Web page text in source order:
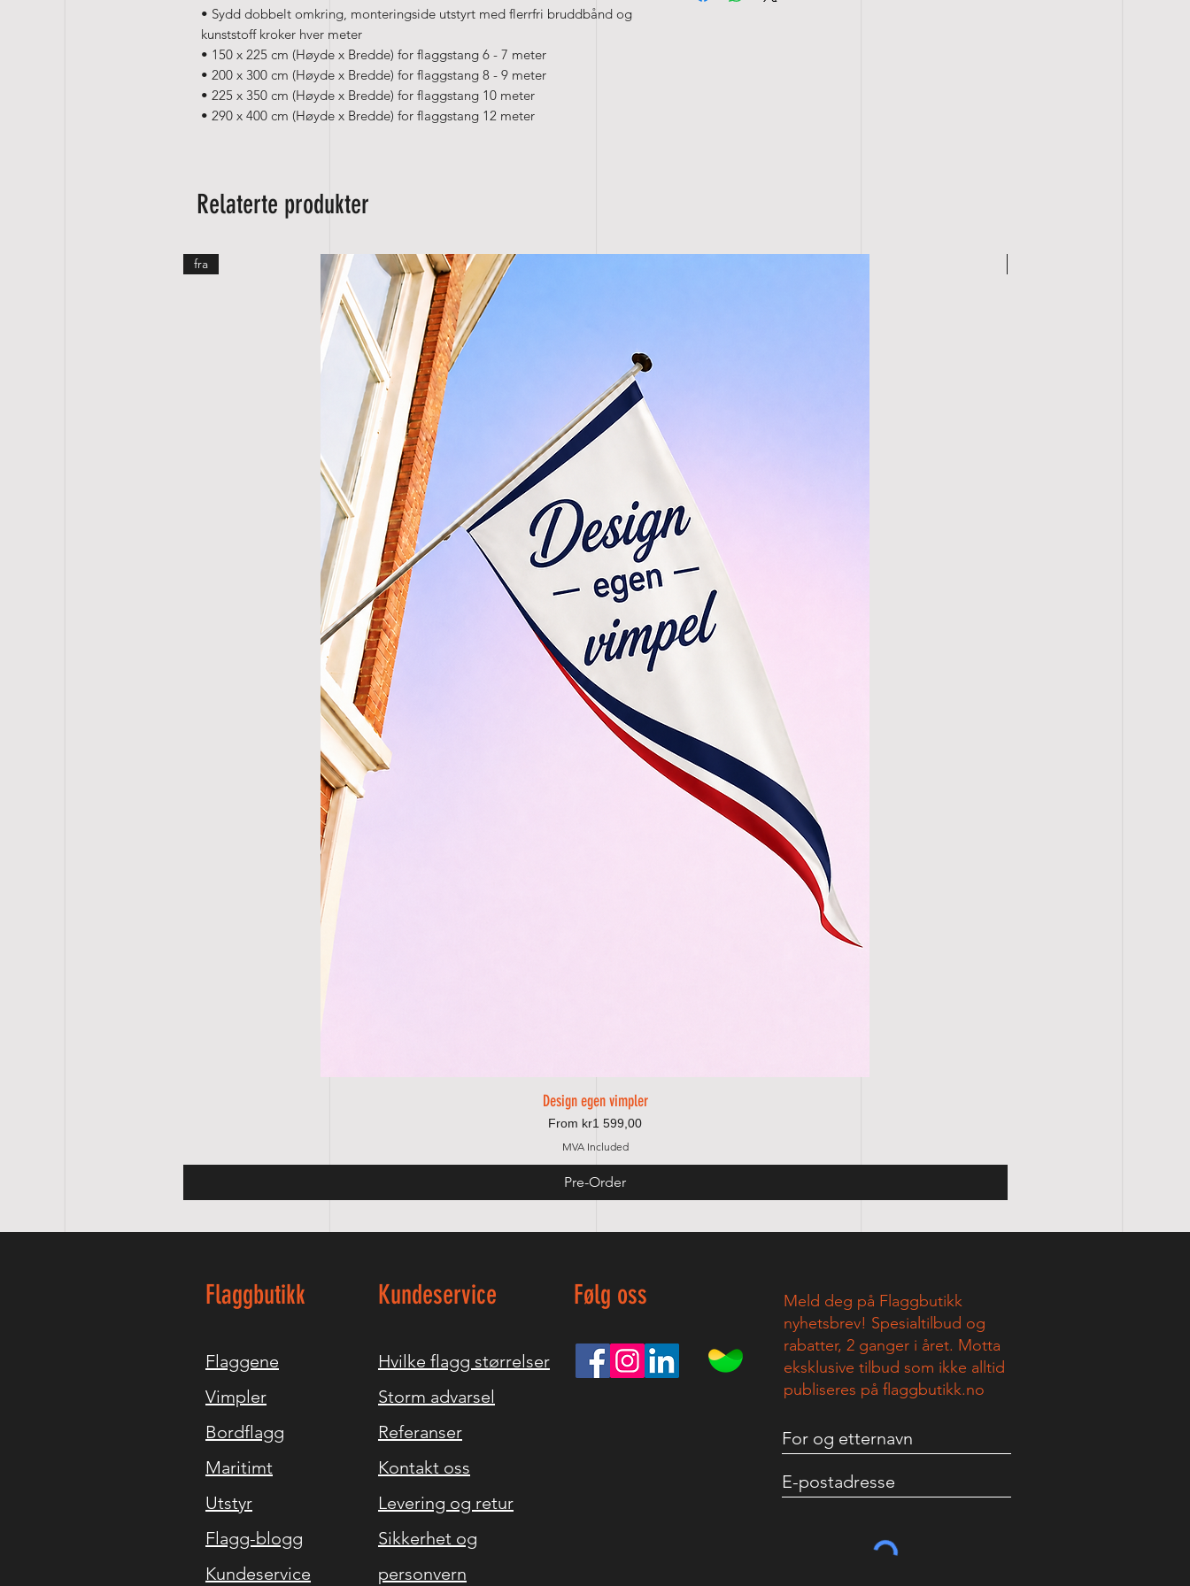
• Sydd dobbelt omkring, monteringside utstyrt med flerrfri bruddbånd og
kunststoff kroker hver meter
• 150 x 225 cm (Høyde x Bredde) for flaggstang 6 - 7 meter
• 200 x 300 cm (Høyde x Bredde) for flaggstang 8 - 9 meter
• 225 x 350 cm (Høyde x Bredde) for flaggstang 10 meter
• 290 x 400 cm (Høyde x Bredde) for flaggstang 12 meter
Relaterte produkter
Quick View
fra
Design egen vimpler
Price
From kr1 599,00
MVA Included
Pre-Order
Flaggbutikk
Flaggene
Vimpler
Bordflagg
Maritimt
Utstyr
Flagg-blogg
Kundeservice
Kundeservice
Hvilke flagg størrelser
Storm advarsel
Referanser
Kontakt oss
Levering og retur
Sikkerhet og
personvern
Følg oss
Meld deg på Flaggbutikk
nyhetsbrev! Spesialtilbud og
rabatter, 2 ganger i året. Motta
eksklusive tilbud som ikke alltid
publiseres på flaggbutikk.no